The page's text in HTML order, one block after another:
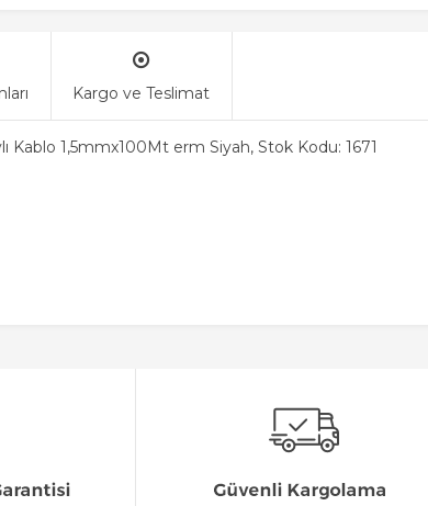
Kargo ve Teslimat
Kablo 1,5mmx100Mt erm Siyah, Stok Kodu: 1671